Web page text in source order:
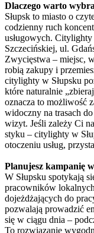
Dlaczego warto
Słupsk to miasto o
codzienny ruch
usługowych.
Szczecińskiej, ul.
Zwycięstwa – miejsc,
robią zakupy i
citylighty w Słupsku
które naturalnie
oznacza to możliwość
widoczny na trasach
wizyt. Jeśli zależy Ci
styku – citylighty w
otoczeniu usług,
Planujesz kampanię
W Słupsku spotykają
pracowników
dojeżdżających do
pozwalają prowadzić
się w ciągu dnia –
To rozwiązanie